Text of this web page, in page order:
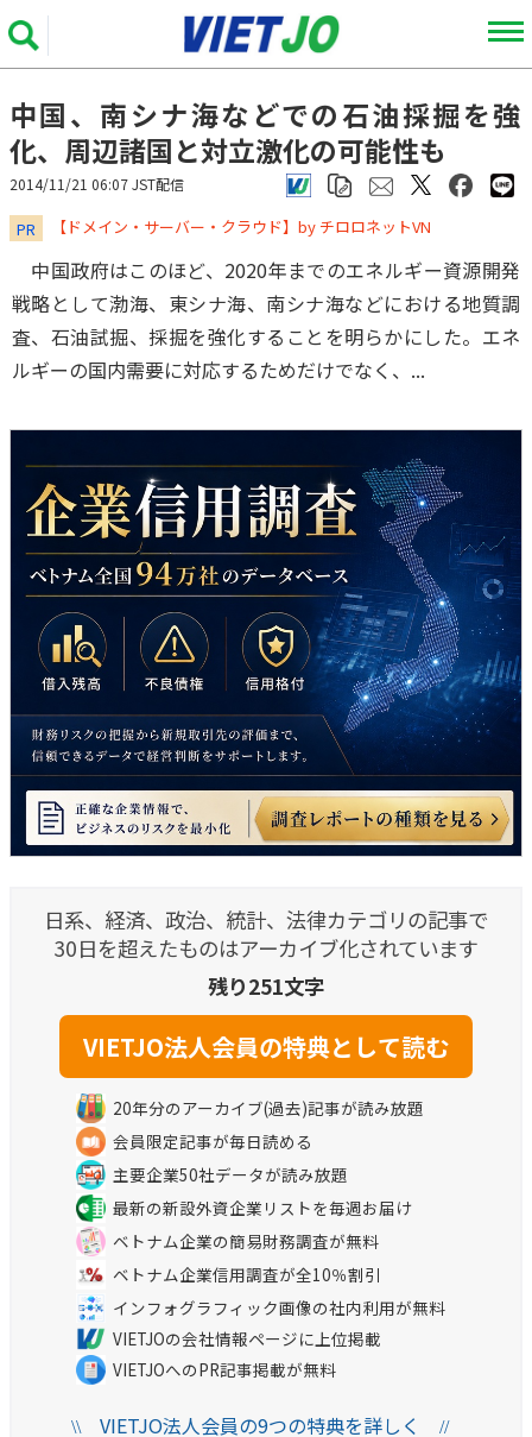
中国、南シナ海などでの石油採掘を強
化、周辺諸国と対立激化の可能性も
2014/11/21 06:07 JST配信
PR ​​​​​​​【ドメイン・サーバー・クラウド】by チロロネットVN
中国政府はこのほど、2020年までのエネルギー資源開発
戦略として渤海、東シナ海、南シナ海などにおける地質調
査、石油試掘、採掘を強化することを明らかにした。エネ
ルギーの国内需要に対応するためだけでなく、...
日系、経済、政治、統計、法律カテゴリの記事で
30日を超えたものはアーカイブ化されています
残り251文字
20年分のアーカイブ(過去)記事が読み放題
会員限定記事が毎日読める
主要企業50社データが読み放題
最新の新設外資企業リストを毎週お届け
ベトナム企業の簡易財務調査が無料
ベトナム企業信用調査が全10％割引
インフォグラフィック画像の社内利用が無料
VIETJOの会社情報ページに上位掲載
VIETJOへのPR記事掲載が無料
\\VIETJO法人会員の9つの特典を詳しく //